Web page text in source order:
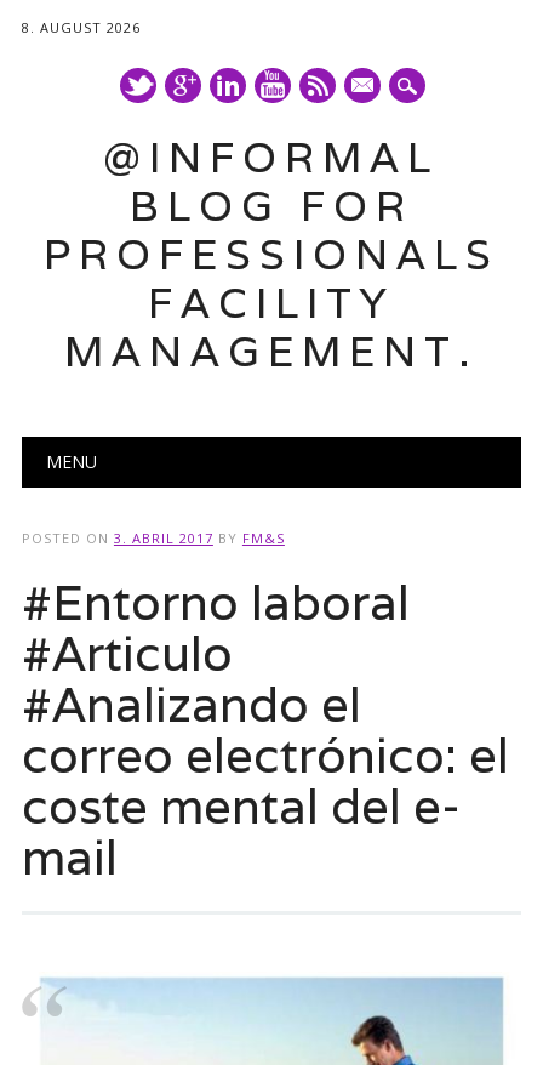
8. AUGUST 2026
mail
@INFORMAL
BLOG FOR
PROFESSIONALS
FACILITY
MANAGEMENT.
Main menu
MENU
POSTED ON 3. ABRIL 2017 BY FM&S
#Entorno laboral
#Articulo
#Analizando el
correo electrónico: el
coste mental del e-
mail